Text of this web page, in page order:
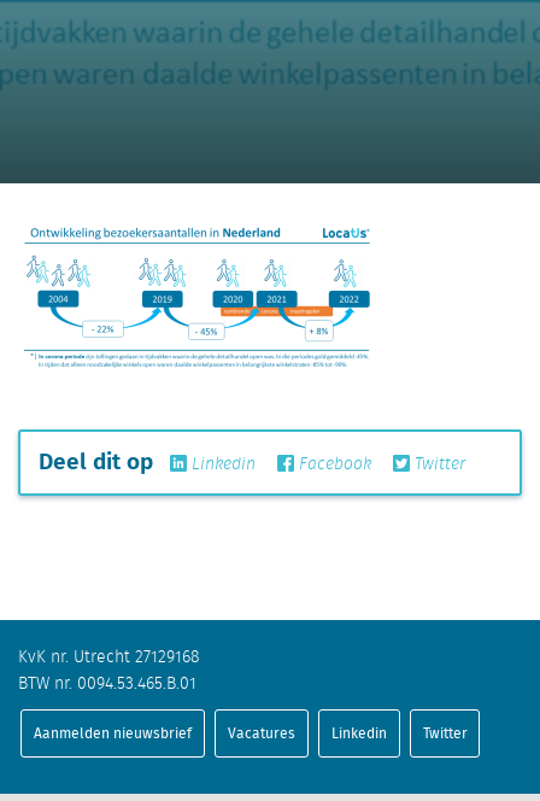
Deel dit op Linkedin Facebook Twitter
KvK nr. Utrecht 27129168
BTW nr. 0094.53.465.B.01
Aanmelden nieuwsbrief Vacatures Linkedin Twitter